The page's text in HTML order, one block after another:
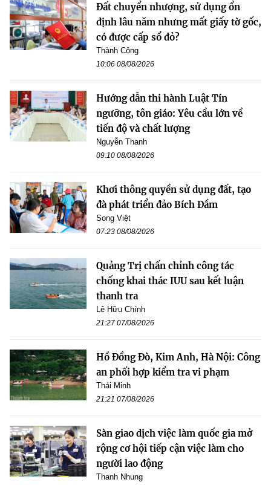
Đất chuyển nhượng, sử dụng ổn
định lâu năm nhưng mất giấy tờ gốc,
có được cấp sổ đỏ?
Thành Công
10:06 08/08/2026
Hướng dẫn thi hành Luật Tín
ngưỡng, tôn giáo: Yêu cầu lớn về
tiến độ và chất lượng
Nguyễn Thanh
09:10 08/08/2026
Khơi thông quyền sử dụng đất, tạo
đà phát triển đảo Bích Đầm
Song Việt
07:23 08/08/2026
Quảng Trị chấn chỉnh công tác
chống khai thác IUU sau kết luận
thanh tra
Lê Hữu Chính
21:27 07/08/2026
Hồ Đồng Đò, Kim Anh, Hà Nội: Công
an phối hợp kiểm tra vi phạm
Thái Minh
21:21 07/08/2026
Sàn giao dịch việc làm quốc gia mở
rộng cơ hội tiếp cận việc làm cho
người lao động
Thanh Nhung